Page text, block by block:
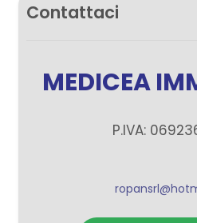
Contattaci
MEDICEA
P.IVA: